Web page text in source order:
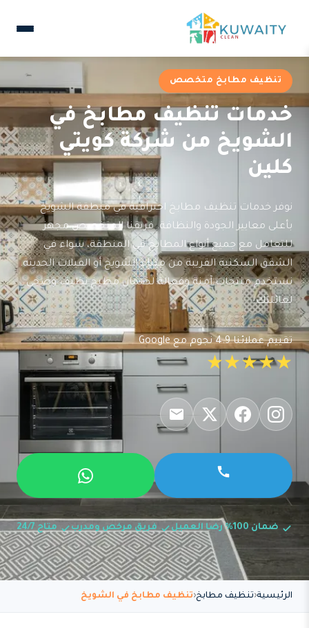
تنظيف مطابخ متخصص
خدمات تنظيف مطابخ في
الشويخ من شركة كويتي
كلين
نوفر خدمات تنظيف مطابخ احترافية في منطقة الشويخ
بأعلى معايير الجودة والنظافة. فريقنا المتخصص مجهز
للتعامل مع جميع أنواع المطابخ في المنطقة، سواء في
الشقق السكنية القريبة من ميناء الشويخ أو الفيلات الحديثة.
نستخدم منتجات آمنة وفعالة لضمان مطبخ نظيف وصحي
لعائلتك.
تقييم عملائنا 4.9 نجوم مع Google
★★★★★
ضمان 100% رضا العميل فريق مرخص ومدرب متاح 24/7
الرئيسية تنظيف مطابخ تنظيف مطابخ في الشويخ